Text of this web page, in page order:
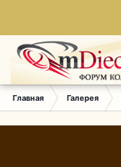
Главная Галерея